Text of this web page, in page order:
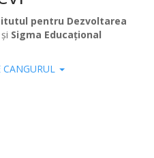
pentru Dezvoltarea
și Sigma Educațional
CANGURUL